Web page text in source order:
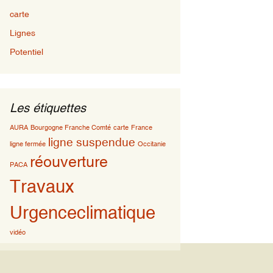
carte
Lignes
Potentiel
Les étiquettes
AURA Bourgogne Franche Comté carte France
ligne fermée ligne suspendue Occitanie
PACA réouverture
Travaux
Urgenceclimatique
vidéo